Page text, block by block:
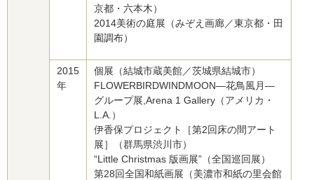
京都・六本木）
2014美術の庭展（みぞえ画廊／東京都・田
園調布）
2015
年
個展（結城市蔵美館／茨城県結城市）
FLOWERBIRDWINDMOON—花鳥風月—
グループ展,Arena 1 Gallery（アメリカ・
L.A.）
伊香保プロジェクト［第2回床の間アート
展］（群馬県渋川市）
“Little Christmas 版画展”（全国巡回展）
第28回全国和紙画展（美濃市和紙の里会館